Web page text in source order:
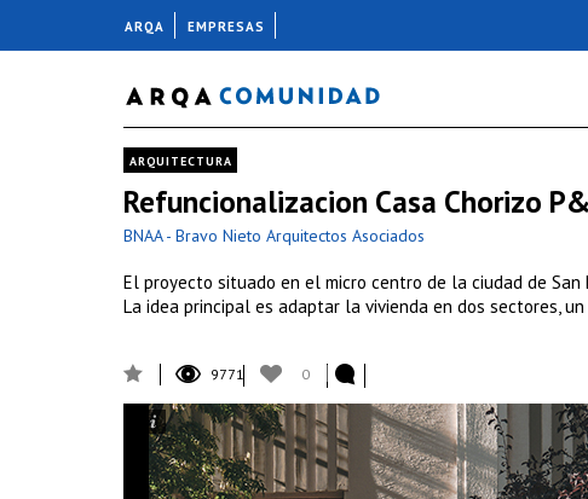
ARQUITECTURA
Refuncionalizacion Casa Chorizo
BNAA - Bravo Nieto Arquitectos Asociados
El proyecto situado en el micro centro de la ciudad de
La idea principal es adaptar la vivienda en dos sectores,
9771 0
ARQA EMPRESAS